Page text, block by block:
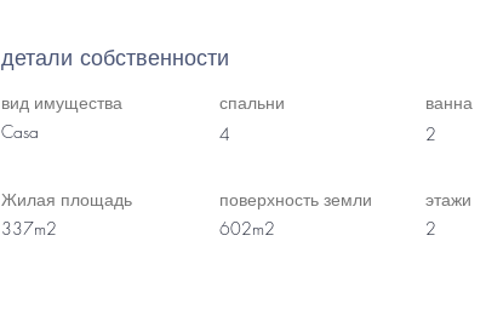
детали собственности
вид имущества
Casa
спальни
4
ванна
2
Жилая площадь
337m2
поверхность земли
602m2
этажи
2